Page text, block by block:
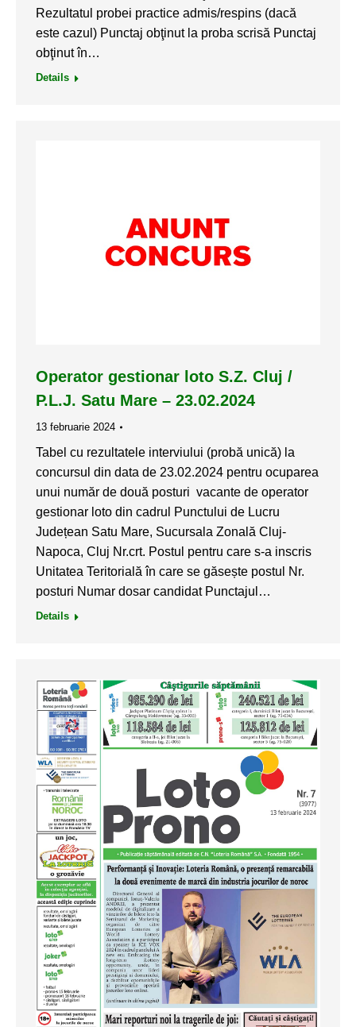
Rezultatul probei practice admis/respins (dacă
este cazul) Punctaj obţinut la proba scrisă Punctaj
obţinut în…
Details
Operator gestionar loto S.Z. Cluj /
P.L.J. Satu Mare – 23.02.2024
13 februarie 2024
Tabel cu rezultatele interviului (probă unică) la
concursul din data de 23.02.2024 pentru ocuparea
unui număr de două posturi vacante de operator
gestionar loto din cadrul Punctului de Lucru
Județean Satu Mare, Sucursala Zonală Cluj-
Napoca, Cluj Nr.crt. Postul pentru care s-a inscris
Unitatea Teritorială în care se găsește postul Nr.
posturi Numar dosar candidat Punctajul…
Details